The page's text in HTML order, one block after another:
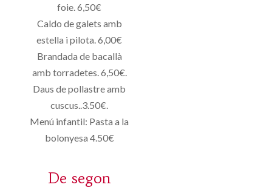
foie. 6,50€
Caldo de galets amb
estella i pilota. 6,00€
Brandada de bacallà
amb torradetes. 6,50€.
Daus de pollastre amb
cuscus..3.50€.
Menú infantil: Pasta a la
bolonyesa 4.50€
De segon